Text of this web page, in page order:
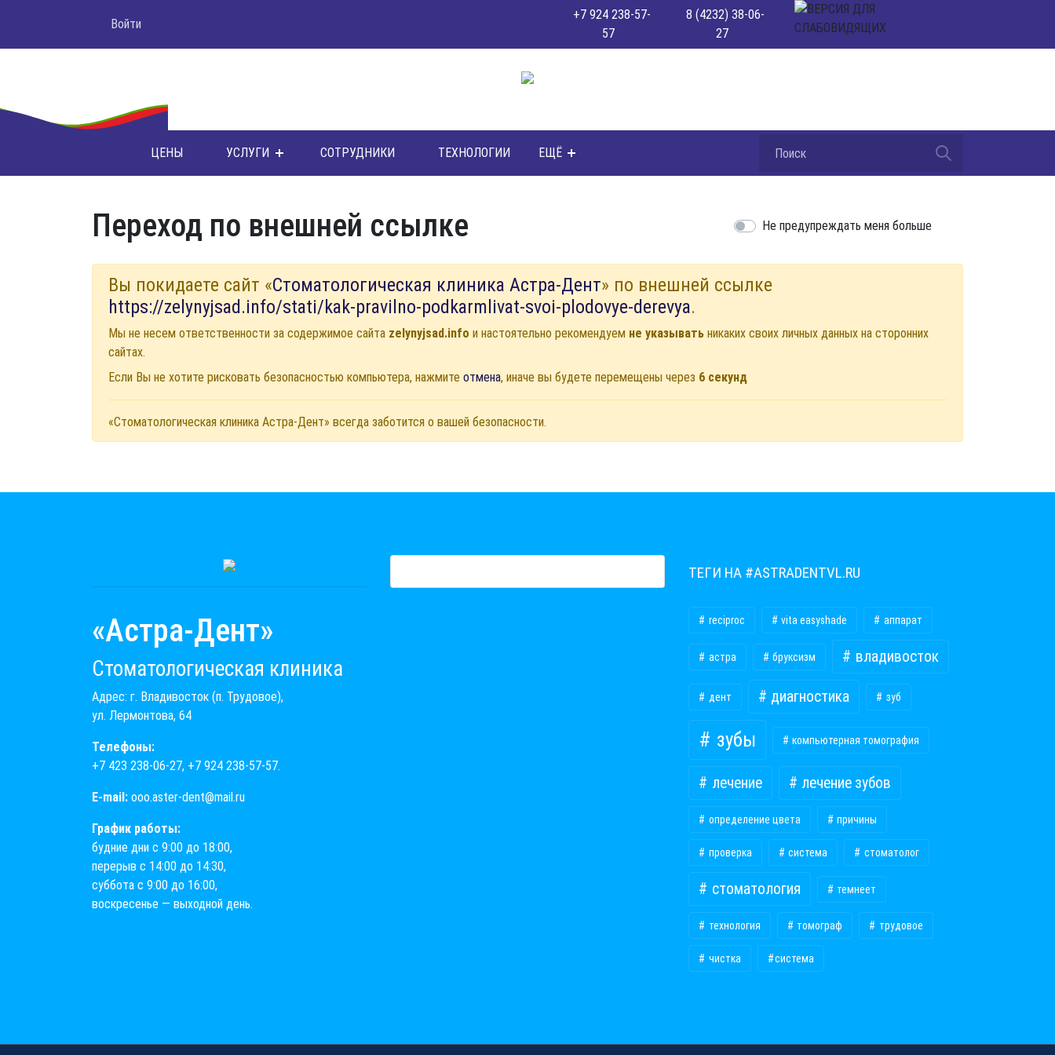
Войти
+7 924 238-57-
57
8 (4232) 38-06-
27
ЦЕНЫ УСЛУГИ СОТРУДНИКИ ТЕХНОЛОГИИ ЕЩЁ
Переход по внешней ссылке Не предупреждать меня больше
Вы покидаете сайт «Стоматологическая клиника Астра-Дент» по внешней ссылке
https://zelynyjsad.info/stati/kak-pravilno-podkarmlivat-svoi-plodovye-derevya.
Мы не несем ответственности за содержимое сайта zelynyjsad.info и настоятельно рекомендуем не указывать никаких своих личных данных на сторонних
сайтах.
Если Вы не хотите рисковать безопасностью компьютера, нажмите отмена, иначе вы будете перемещены через 6 секунд
«Стоматологическая клиника Астра-Дент» всегда заботится о вашей безопасности.
«Астра-Дент»
Стоматологическая клиника
Адрес: г. Владивосток (п. Трудовое),
ул. Лермонтова, 64
Телефоны:
+7 423 238-06-27, +7 924 238-57-57.
E-mail: ooo.aster-dent@mail.ru
График работы:
будние дни с 9:00 до 18:00,
перерыв с 14:00 до 14:30,
суббота с 9:00 до 16:00,
воскресенье — выходной день.
ТЕГИ НА #ASTRADENTVL.RU
reciproc vita easyshade аппарат
астра бруксизм владивосток
дент диагностика зуб
зубы компьютерная томография
лечение лечение зубов
определение цвета причины
проверка система стоматолог
стоматология темнеет
технология томограф трудовое
чистка ​система